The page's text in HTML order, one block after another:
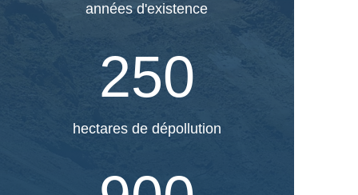
années d'existence
250
hectares de dépollution